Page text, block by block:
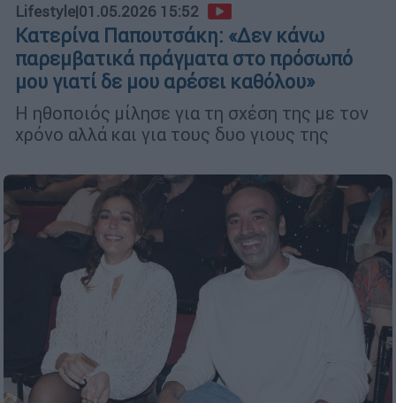
Lifestyle|01.05.2026 15:52
Κατερίνα Παπουτσάκη: «Δεν κάνω
παρεμβατικά πράγματα στο πρόσωπό
μου γιατί δε μου αρέσει καθόλου»
Η ηθοποιός μίλησε για τη σχέση της με τον
χρόνο αλλά και για τους δυο γιους της